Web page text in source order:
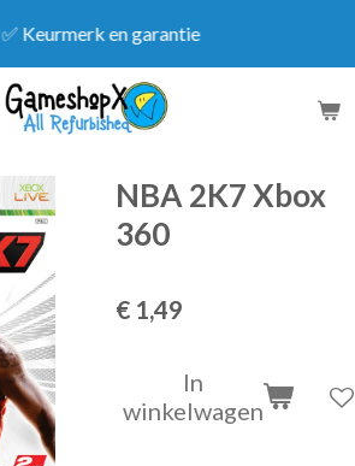
✅ Keurmerk en garantie
NBA 2K7 Xbox
360
€ 1,49
In
winkelwagen